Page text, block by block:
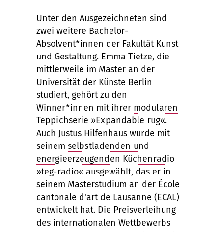
Unlock
Unter den Ausgezeichneten sind
zwei weitere Bachelor-
Absolvent*innen der Fakultät Kunst
und Gestaltung. Emma Tietze, die
mittlerweile im Master an der
Universität der Künste Berlin
studiert, gehört zu den
Winner*innen mit ihrer modularen
Teppichserie »Expandable rug«.
Auch Justus Hilfenhaus wurde mit
seinem selbstladenden und
energieerzeugenden Küchenradio
»teg-radio« ausgewählt, das er in
seinem Masterstudium an der École
cantonale d'art de Lausanne (ECAL)
entwickelt hat. Die Preisverleihung
des internationalen Wettbewerbs